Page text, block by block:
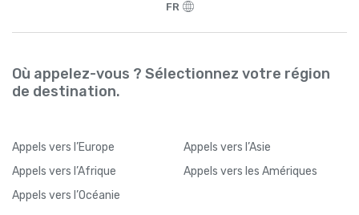
FR
Où appelez-vous ? Sélectionnez votre région
de destination.
Appels vers l’Europe Appels vers l’Asie
Appels vers l’Afrique Appels vers les Amériques
Appels vers l’Océanie